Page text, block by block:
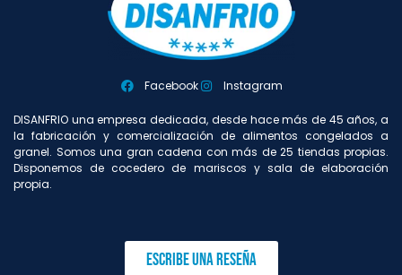
Facebook Instagram
DISANFRIO una empresa dedicada, desde hace más de 45 años, a
la fabricación y comercialización de alimentos congelados a
granel. Somos una gran cadena con más de 25 tiendas propias.
Disponemos de cocedero de mariscos y sala de elaboración
propia.
Escribe una reseña